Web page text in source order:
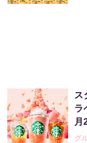
ス
ラ
月
グ